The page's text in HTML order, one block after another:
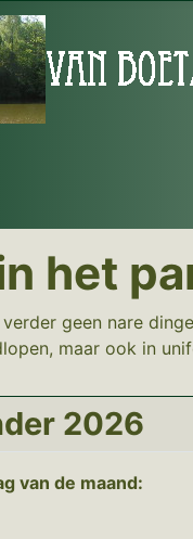
het
geen nare
maar ook in
2026
van de maand: